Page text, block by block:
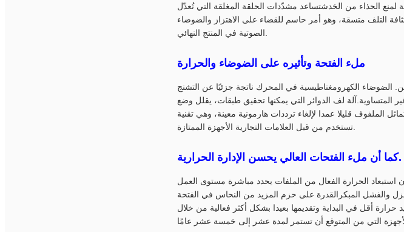
لمنع الحذاء من الخدشتساعد مشدّدات الحلقة المغلقة التي تُعدّل
التلف متسقة، وهو أمر حاسم للقضاء على الاهتزاز والضوضاء
ملء الفتحة وتأثيره على الضوضاء والحرارة
الكهرومغناطيسية في المحرك ناتجة جزئيًا عن التشنج
المتساوية.آلة لف الدوائر التي يمكنها تحقيق طبقات، يقلل وضع
الملفوف قليلا عمدا لإلغاء ترددات هارمونية معينة، وهي تقنية
كما أن ملء الفتحات العالي يحسن الإدارة الحرارية.
الحرارة الفعال من الملفات يحدد مباشرة مستوى العمل
والفشل المبكرالقدرة على حزم المزيد من النحاس في الفتحة
حرارة أقل في البداية وتقديمها بعيدا بشكل أكثر فعالية من خلال